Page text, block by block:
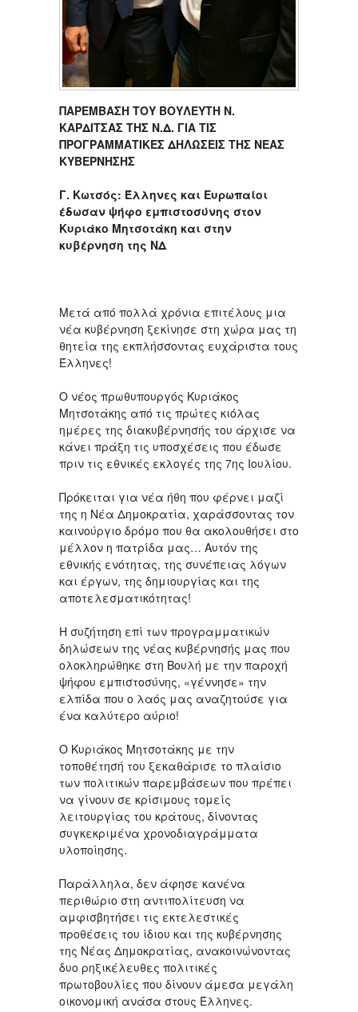
ΠΑΡΕΜΒΑΣΗ ΤΟΥ ΒΟΥΛΕΥΤΗ Ν.
ΚΑΡΔΙΤΣΑΣ ΤΗΣ Ν.Δ. ΓΙΑ ΤΙΣ
ΠΡΟΓΡΑΜΜΑΤΙΚΕΣ ΔΗΛΩΣΕΙΣ ΤΗΣ ΝΕΑΣ
ΚΥΒΕΡΝΗΣΗΣ
Γ. Κωτσός: Έλληνες και Ευρωπαίοι
έδωσαν ψήφο εμπιστοσύνης στον
Κυριάκο Μητσοτάκη και στην
κυβέρνηση της ΝΔ
Μετά από πολλά χρόνια επιτέλους μια
νέα κυβέρνηση ξεκίνησε στη χώρα μας τη
θητεία της εκπλήσσοντας ευχάριστα τους
Έλληνες!
Ο νέος πρωθυπουργός Κυριάκος
Μητσοτάκης από τις πρώτες κιόλας
ημέρες της διακυβέρνησής του άρχισε να
κάνει πράξη τις υποσχέσεις που έδωσε
πριν τις εθνικές εκλογές της 7ης Ιουλίου.
Πρόκειται για νέα ήθη που φέρνει μαζί
της η Νέα Δημοκρατία, χαράσσοντας τον
καινούργιο δρόμο που θα ακολουθήσει στο
μέλλον η πατρίδα μας… Αυτόν της
εθνικής ενότητας, της συνέπειας λόγων
και έργων, της δημιουργίας και της
αποτελεσματικότητας!
Η συζήτηση επί των προγραμματικών
δηλώσεων της νέας κυβέρνησής μας που
ολοκληρώθηκε στη Βουλή με την παροχή
ψήφου εμπιστοσύνης, «γέννησε» την
ελπίδα που ο λαός μας αναζητούσε για
ένα καλύτερο αύριο!
Ο Κυριάκος Μητσοτάκης με την
τοποθέτησή του ξεκαθάρισε το πλαίσιο
των πολιτικών παρεμβάσεων που πρέπει
να γίνουν σε κρίσιμους τομείς
λειτουργίας του κράτους, δίνοντας
συγκεκριμένα χρονοδιαγράμματα
υλοποίησης.
Παράλληλα, δεν άφησε κανένα
περιθώριο στη αντιπολίτευση να
αμφισβητήσει τις εκτελεστικές
προθέσεις του ίδιου και της κυβέρνησης
της Νέας Δημοκρατίας, ανακοινώνοντας
δυο ρηξικέλευθες πολιτικές
πρωτοβουλίες που δίνουν άμεσα μεγάλη
οικονομική ανάσα στους Έλληνες.